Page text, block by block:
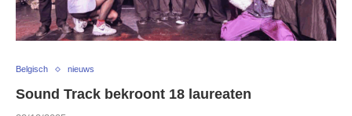
Belgisch nieuws
Sound Track bekroont 18 laureaten